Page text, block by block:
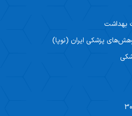
بهداشت
پزشکی ایران (نوپا)